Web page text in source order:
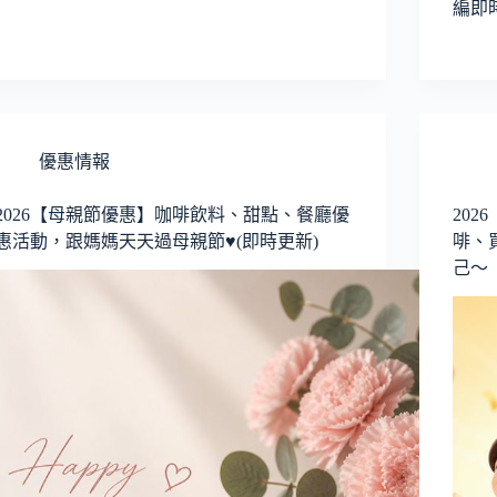
編即
優惠情報
【母親節優惠】咖啡飲料、甜點、餐廳優
活動，跟媽媽天天過母親節♥(即時更新)
2026
啡、
己～